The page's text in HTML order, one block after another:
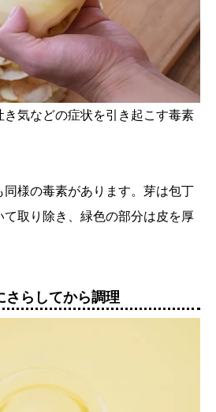
き気などの症状を引き起こす毒素
様の毒素があります。芽は包丁
取り除き、緑色の部分は皮を厚
さらしてから調理